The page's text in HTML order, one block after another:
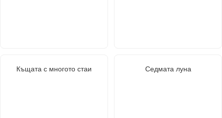
Къщата с многото стаи Седмата луна